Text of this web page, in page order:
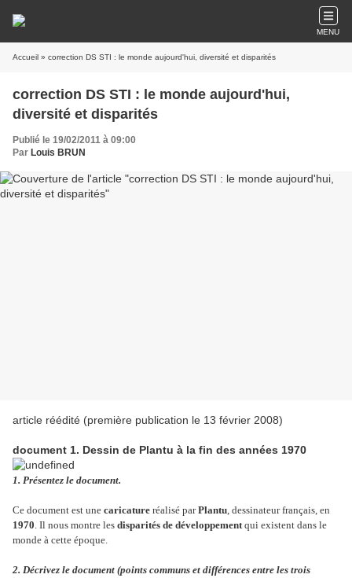
MENU
Accueil » correction DS STI : le monde aujourd'hui, diversité et disparités
correction DS STI : le monde aujourd'hui,
diversité et disparités
Publié le 19/02/2011 à 09:00
Par Louis BRUN
article réédité (première publication le 13 février 2008)
document 1. Dessin de Plantu à la fin des années 1970
1. Présentez le document.
Ce document est une caricature réalisé parPlantu, dessinateur français, en
1970. Il nous montre les disparités de développementqui existent dans le
monde à cette époque.
2. Décrivez le document (points communs et différences entre les trois